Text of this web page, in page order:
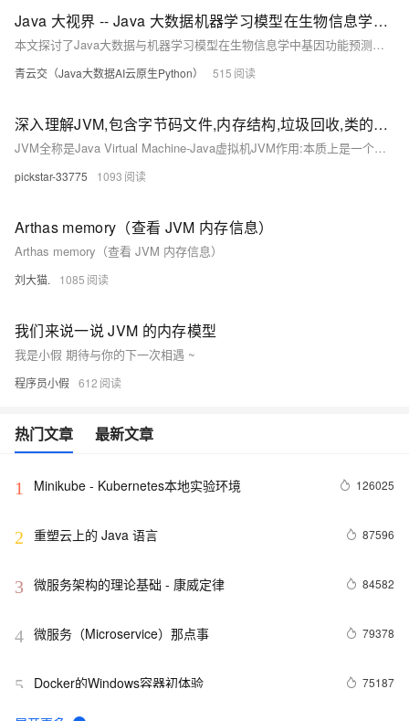
Java 大视界 -- Java 大数据机器学习模型在生物信息学基因功能预测中的优化与应用（223）
本文探讨了Java大数据与机器学习模型在生物信息学中基因功能预测的优化与应用。通过高效的数据处理能力和智能算法，提升基因功能预测的准确性与效率，助力医学与农业发展。
青云交（Java大数据AI云原生Python） 515
深入理解JVM,包含字节码文件,内存结构,垃圾回收,类的声明周期,类加载器
JVM全称是Java Virtual Machine-Java虚拟机JVM作用:本质上是一个运行在计算机上的程序,职责是运行Java字节码文件,编译为机器码交由计算机运行类的生命周期概述:类的生命周期描述了一个类加载,使用,卸载的整个过类的生命周期阶段:类的声明周期主要分为五个阶段:加载->连接->初始化->使用->卸载,其中连接中分为三个小阶段验证->准备->解析类加载器的定义:JVM提供类加载器给Java程序去获取类和接口字节码数据类加载器的作用:类加载器接受字节码文件。
pickstar-33775 1093
Arthas memory（查看 JVM 内存信息）
Arthas memory（查看 JVM 内存信息）
刘大猫. 1085
我们来说一说 JVM 的内存模型
我是小假 期待与你的下一次相遇 ~
程序员小假 612
热门文章 最新文章
1 Minikube - Kubernetes本地实验环境 126025
2 重塑云上的 Java 语言 87596
3 微服务架构的理论基础 - 康威定律 84582
4 微服务（Microservice）那点事 79378
5 Docker的Windows容器初体验 75187